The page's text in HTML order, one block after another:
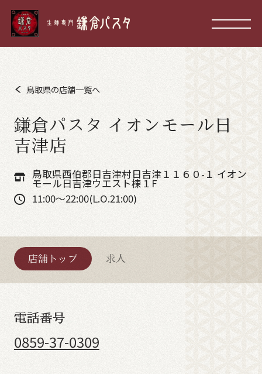
鳥取県の店舗一覧へ
鎌倉パスタ イオンモール日
吉津店
鳥取県西伯郡日吉津村日吉津１１６０-１ イオン
モール日吉津ウエスト棟１F
11:00～22:00(L.O.21:00)
店舗トップ 求人
電話番号
0859-37-0309